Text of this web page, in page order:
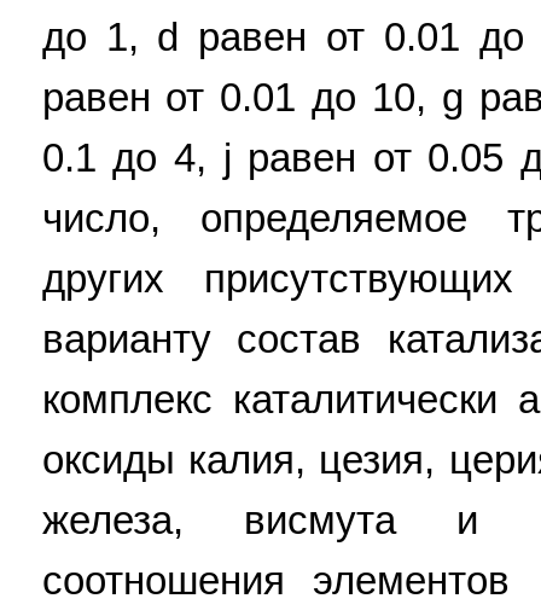
до 1, d равен от 0.01
равен от 0.01 до 10, g
0.1 до 4, j равен от 0.05
число, определяемое
других
варианту состав
комплекс каталитически
оксиды калия, цезия,
железа, висмута и
соотношения